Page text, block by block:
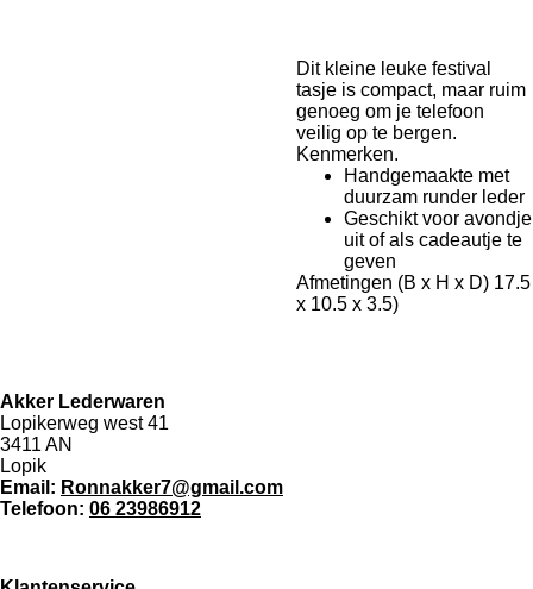
Dit kleine leuke festival
tasje is compact, maar ruim
genoeg om je telefoon
veilig op te bergen.
Kenmerken.
Handgemaakte met
duurzam runder leder
Geschikt voor avondje
uit of als cadeautje te
geven
Afmetingen (B x H x D) 17.5
x 10.5 x 3.5)
Akker Lederwaren
Lopikerweg west 41
3411 AN
Lopik
Email: Ronnakker7@gmail.com
Telefoon: 06 23986912